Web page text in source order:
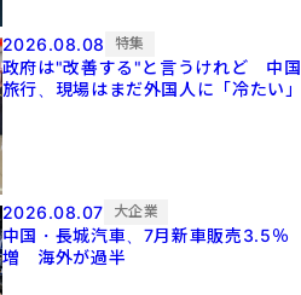
2026.08.08 特集
政府は"改善する"と言うけれど 中国
旅行、現場はまだ外国人に「冷たい
2026.08.07 大企業
中国・長城汽車、7月新車販売3.5％
増 海外が過半